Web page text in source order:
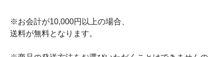
※お会計が10,000円以上の場合、
送料が無料となります。